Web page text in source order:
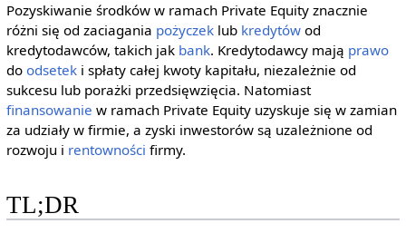
Pozyskiwanie środków w ramach Private Equity znacznie
różni się od zaciagania pożyczeklub kredytówod
kredytodawców, takich jak bank. Kredytodawcy mają prawo
do odseteki spłaty całej kwoty kapitału, niezależnie od
sukcesu lub porażki przedsięwzięcia. Natomiast
finansowanie w ramach Private Equity uzyskuje się w zamian
za udziały w firmie, a zyski inwestorów są uzależnione od
rozwoju i rentowności firmy.
TL;DR